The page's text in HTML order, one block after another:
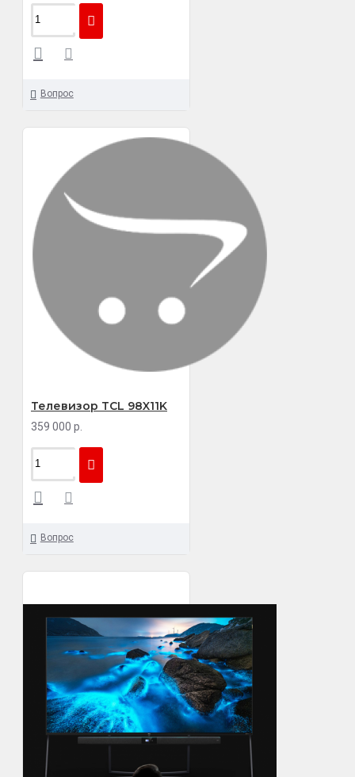
Вопрос
Телевизор TCL 98X11K
359 000 р.
Вопрос